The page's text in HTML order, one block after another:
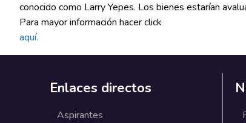
conocido como Larry Yepes. Los bienes estarían
Para mayor información hacer click
aquí.
Enlaces directos
Aspirantes